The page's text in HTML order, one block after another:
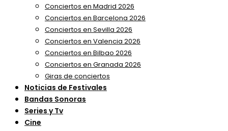
Conciertos en Madrid 2026
Conciertos en Barcelona 2026
Conciertos en Sevilla 2026
Conciertos en Valencia 2026
Conciertos en Bilbao 2026
Conciertos en Granada 2026
Giras de conciertos
Noticias de Festivales
Bandas Sonoras
Series y Tv
Cine